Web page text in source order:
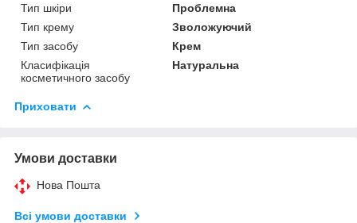
Тип шкіри
Проблемна
Тип крему
Зволожуючий
Тип засобу
Крем
Класифікація
косметичного засобу
Натуральна
Приховати
Умови доставки
Нова Пошта
Всі умови доставки